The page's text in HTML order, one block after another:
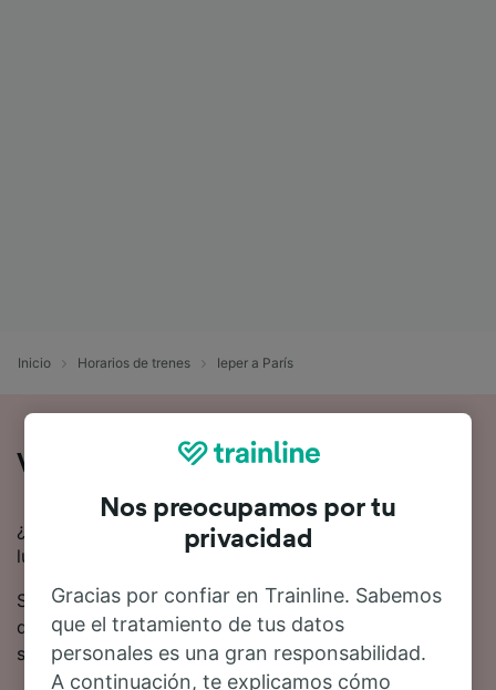
Inicio Horarios de trenes Ieper a París
Viaje en tren de Ieper a París
¿Quieres viajar en tren de Ieper a París? Estás en el
lugar adecuado.
Se estima que el viaje en tren desde Ieper hasta París
dura 4 horas 9 minutos en promedio. 21 trenes trenes
suelen circular todos los días desde Ieper a París.
Nos preocupamos por tu
privacidad
Gracias por confiar en Trainline. Sabemos
que el tratamiento de tus datos
personales es una gran responsabilidad.
A continuación, te explicamos cómo